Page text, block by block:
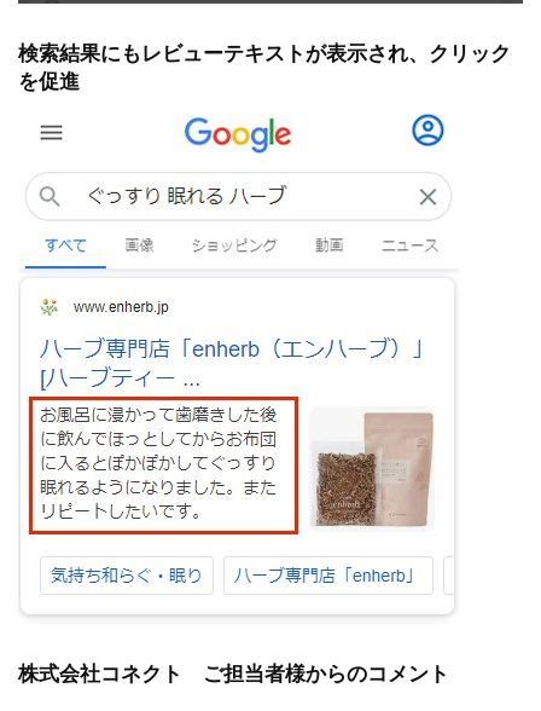
検索結果にもレビューテキストが表示され、クリック
を促進
株式会社コネクト ご担当者様からのコメント